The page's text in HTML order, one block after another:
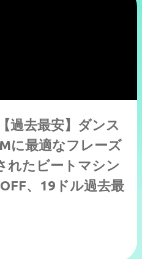
過去最安】ダンス
に最適なフレーズ
れたビートマシン
、19ドル過去最